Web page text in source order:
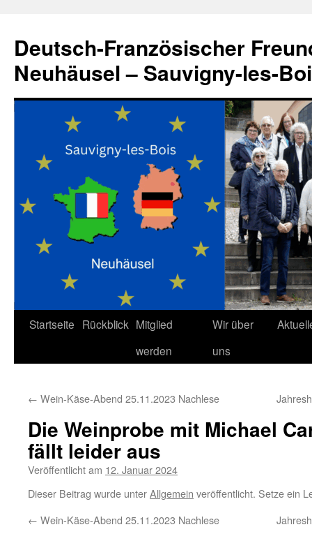
springen
Deutsch-Französischer
Neuhäusel – Sauvigny-les-
Startseite Rückblick Mitglied
werden
Wir über
uns
← Wein-Käse-Abend 25.11.2023 Nachlese
Die Weinprobe mit Michael
fällt leider aus
Veröffentlicht am 12. Januar 2024
Dieser Beitrag wurde unterAllgemein veröffentlicht. Setze ein
← Wein-Käse-Abend 25.11.2023 Nachlese